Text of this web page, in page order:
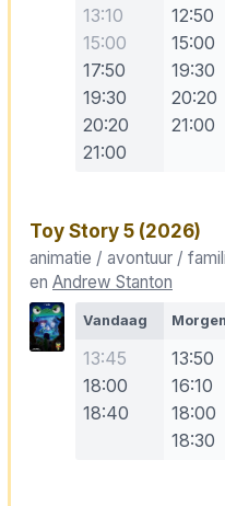
13:10
15:00
17:50
19:30
20:20
21:00
12:50
15:00
19:30
20:20
21:00
Toy Story 5 (2026)
animatie / avontuur /
en Andrew Stanton
Vandaag Morgen
13:45
18:00
18:40
13:50
16:10
18:00
18:30